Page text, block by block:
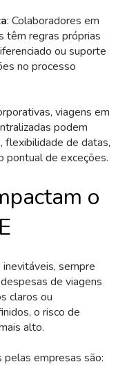
: Colaboradores em
têm regras próprias
ou suporte
no processo
viagens em
podem
flexibilidade de datas,
pontual de exceções.
o
sempre
de viagens
claros ou
o risco de
alto.
empresas são: